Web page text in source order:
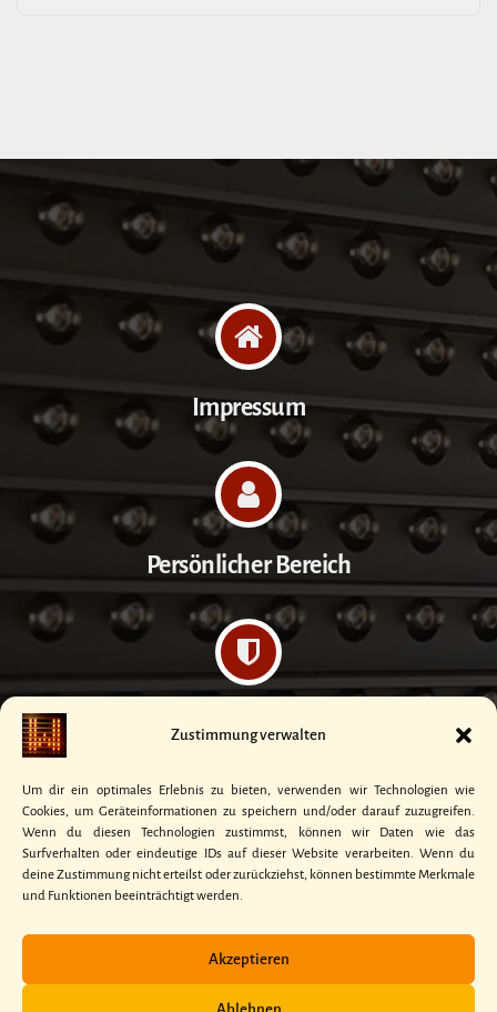
Zustimmung verwalten
Um dir ein optimales Erlebnis zu bieten, verwenden wir Technologien wie
Cookies, um Geräteinformationen zu speichern und/oder darauf zuzugreifen.
Wenn du diesen Technologien zustimmst, können wir Daten wie das
Surfverhalten oder eindeutige IDs auf dieser Website verarbeiten. Wenn du
deine Zustimmung nicht erteilst oder zurückziehst, können bestimmte Merkmale
und Funktionen beeinträchtigt werden.
Akzeptieren
Ablehnen
Impressum
Persönlicher Bereich
Datenschutzerklärung
Kontakt